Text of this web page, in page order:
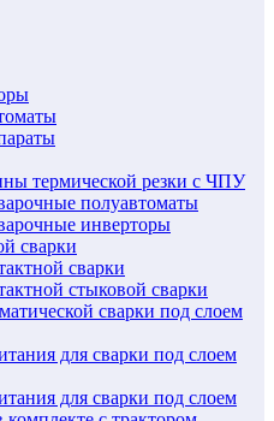
термической резки с ЧПУ
полуавтоматы
инверторы
сварки
сварки
стыковой сварки
сварки под слоем
для сварки под слоем
для сварки под слоем